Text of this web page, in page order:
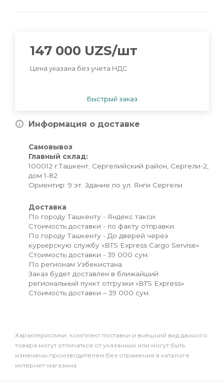
147 000 UZS/шт
Цена указана без учета НДС
Быстрый заказ
Информация о доставке
Самовывоз
Главный склад:
100012 г.Ташкент, Сергелийский район, Сергели-2,
дом 1-82
Ориентир: 9 эт. Здание по ул. Янги Сергели
Доставка
По городу Ташкенту - Яндекс такси.
Стоимость доставки - по факту отправки.
По городу Ташкенту - До дверей через
курьерскую службу «BTS Express Cargo Servise»
Стоимость доставки - 39 000 сум.
По регионам Узбекистана
Заказ будет доставлен в ближайший
региональный пункт отгрузки «BTS Express»
Стоимость доставки – 39 000 сум.
Xарактеристики, комплект поставки и внешний вид данного
товара могут отличаться от указанных или могут быть
изменены производителем без отражения в каталоге
интернет-магазина.